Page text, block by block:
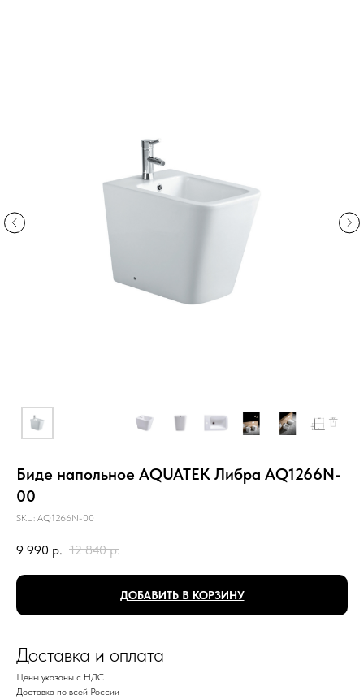
Биде напольное AQUATEK Либра AQ1266N-
00
SKU: AQ1266N-00
9 990 р. 12 840 р.
ДОБАВИТЬ В КОРЗИНУ
Доставка и оплата
Цены указаны с НДС
Доставка по всей России